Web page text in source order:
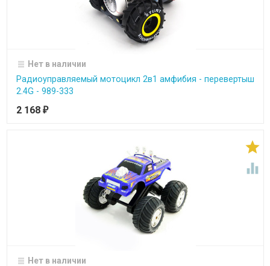
Нет в наличии
Радиоуправляемый мотоцикл 2в1 амфибия - перевертыш
2.4G - 989-333
2 168 ₽


Нет в наличии